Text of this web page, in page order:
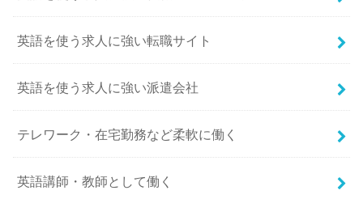
英語を使う求人に強い転職サイト
英語を使う求人に強い派遣会社
テレワーク・在宅勤務など柔軟に働く
英語講師・教師として働く